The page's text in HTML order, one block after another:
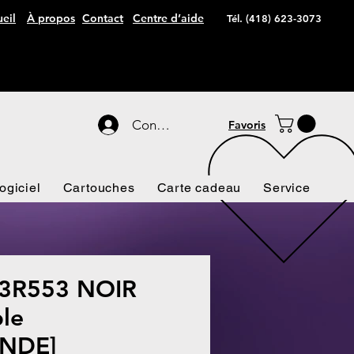
À propos Contact Centre d’aide Tél. (418) 623-3073
Connexion Favoris
Cartouches Carte cadeau Service
NOIR